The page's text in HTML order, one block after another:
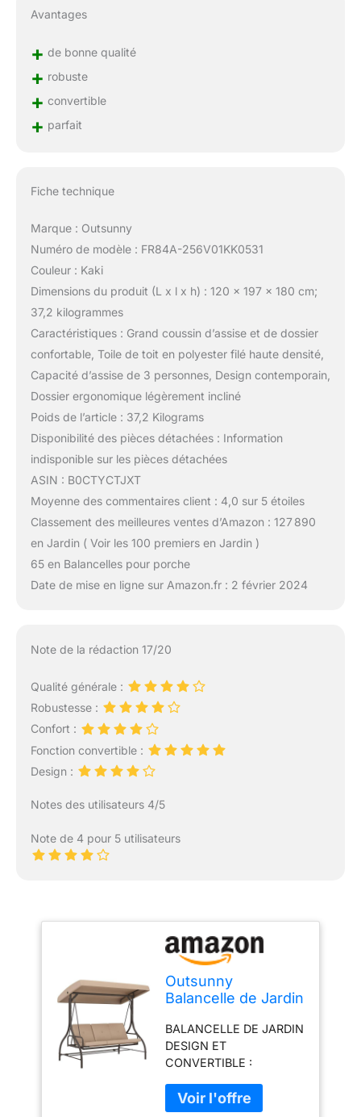
Avantages
+ de bonne qualité
+ robuste
+ convertible
+ parfait
Fiche technique
Marque : Outsunny
Numéro de modèle : FR84A-256V01KK0531
Couleur : Kaki
Dimensions du produit (L x l x h) : 120 x 197 x 180 cm;
37,2 kilogrammes
Caractéristiques : Grand coussin d’assise et de dossier
confortable, Toile de toit en polyester filé haute densité,
Capacité d’assise de 3 personnes, Design contemporain,
Dossier ergonomique légèrement incliné
Poids de l’article : 37,2 Kilograms
Disponibilité des pièces détachées : Information
indisponible sur les pièces détachées
ASIN : B0CTYCTJXT
Moyenne des commentaires client : 4,0 sur 5 étoiles
Classement des meilleures ventes d’Amazon : 127 890
en Jardin ( Voir les 100 premiers en Jardin )
65 en Balancelles pour porche
Date de mise en ligne sur Amazon.fr : 2 février 2024
Note de la rédaction 17/20
Qualité générale :
Robustesse :
Confort :
Fonction convertible :
Design :
Notes des utilisateurs 4/5
Note de 4 pour 5 utilisateurs
Outsunny
Balancelle de Jardin
Places Grand
Confort avec
Coussins Toit
réglable dim. 197L x
120l x 180H cm
BALANCELLE DE JARDIN
DESIGN ET
CONVERTIBLE :
style contemporain
mêlant simplicité et